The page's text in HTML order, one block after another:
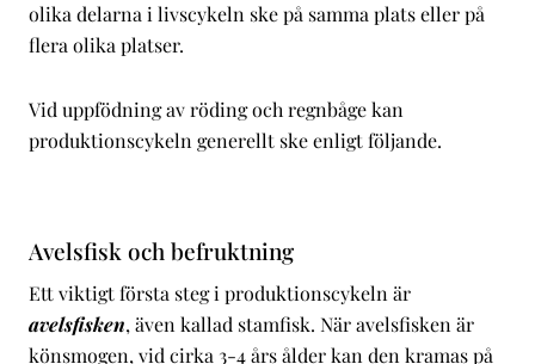
olika delarna i livscykeln ske på samma plats eller på
flera olika platser.
Vid uppfödning av röding och regnbåge kan
produktionscykeln generellt ske enligt följande.
Avelsfisk och befruktning
Ett viktigt första steg i produktionscykeln är
avelsfisken, även kallad stamfisk. När avelsfisken är
könsmogen, vid cirka 3-4 års ålder kan den kramas på